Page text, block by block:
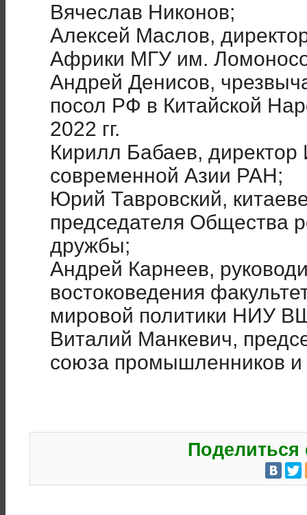
Вячеслав Никонов;
Алексей Маслов,
Африки МГУ им.
Андрей Денисов,
посол РФ в Китайской
2022 гг.
Кирилл Бабаев, директор
современной Азии РАН;
Юрий Тавровский,
председателя Общества
дружбы;
Андрей Карнеев,
востоковедения
мировой политики НИУ
Виталий Манкевич,
союза промышленников и
Поделиться